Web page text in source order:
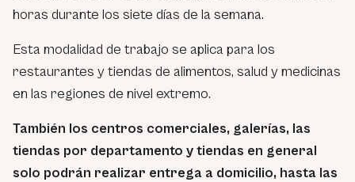
horas durante los siete días de la semana.
Esta modalidad de trabajo se aplica para los
restaurantes y tiendas de alimentos, salud y medicinas
en las regiones de nivel extremo.
También los centros comerciales, galerías, las
tiendas por departamento y tiendas en general
solo podrán realizar entrega a domicilio, hasta las